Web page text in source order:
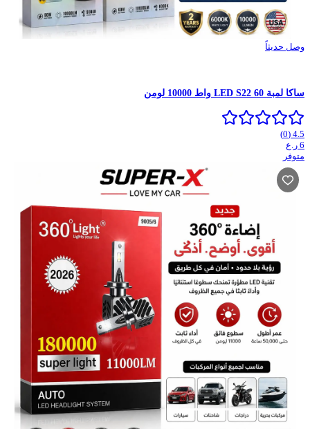
وصل حديثاً
ساكا لمبة LED S22 60 واط 10000 لومن
4.5
(
0
)
6 ر.ع
متوفر